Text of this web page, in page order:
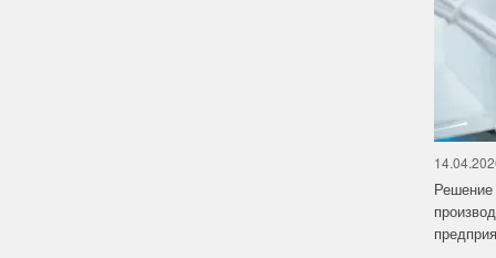
Решение